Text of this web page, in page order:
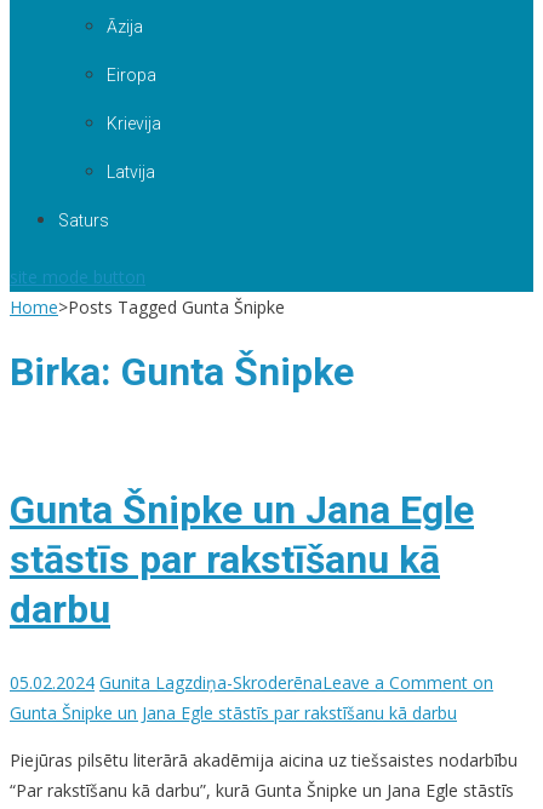
Āzija
Eiropa
Krievija
Latvija
Saturs
site mode button
Home>Posts Tagged Gunta Šnipke
Birka: Gunta Šnipke
Gunta Šnipke un Jana Egle
stāstīs par rakstīšanu kā
darbu
05.02.2024 Gunita Lagzdiņa-SkroderēnaLeave a Comment on
Gunta Šnipke un Jana Egle stāstīs par rakstīšanu kā darbu
Piejūras pilsētu literārā akadēmija aicina uz tiešsaistes nodarbību
“Par rakstīšanu kā darbu”, kurā Gunta Šnipke un Jana Egle stāstīs